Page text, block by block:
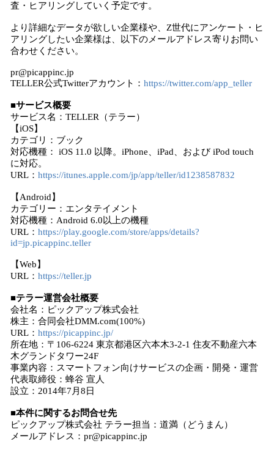
査・ヒアリングしていく予定です。
より詳細なデータが欲しい企業様や、Z世代にアンケート・ヒ
アリングしたい企業様は、以下のメールアドレス寄りお問い
合わせください。
pr@picappinc.jp
TELLER公式Twitterアカウント： https://twitter.com/app_teller
■サービス概要
サービス名：TELLER（テラー）
【iOS】
カテゴリ：ブック
対応機種： iOS 11.0 以降。iPhone、iPad、および iPod touch
に対応。
URL： https://itunes.apple.com/jp/app/teller/id1238587832
【Android】
カテゴリー：エンタテイメント
対応機種：Android 6.0以上の機種
URL： https://play.google.com/store/apps/details?
id=jp.picappinc.teller
【Web】
URL： https://teller.jp
■テラー運営会社概要
会社名：ピックアップ株式会社
株主：合同会社DMM.com(100%)
URL： https://picappinc.jp/
所在地：〒106-6224 東京都港区六本木3-2-1 住友不動産六本
木グランドタワー24F
事業内容：スマートフォン向けサービスの企画・開発・運営
代表取締役：蜂谷 宣人
設立：2014年7月8日
■本件に関するお問合せ先
ピックアップ株式会社 テラー担当：道満（どうまん）
メールアドレス：pr@picappinc.jp